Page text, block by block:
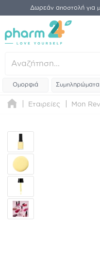
Δωρεάν αποστολή για
Ομορφιά
Εταιρείες Mon